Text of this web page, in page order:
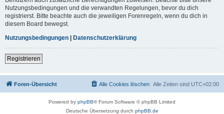
Nutzungsbedingungen und die verwandten Regelungen, bevor du dich
registrierst. Bitte beachte auch die jeweiligen Forenregeln, wenn du dich in
diesem Board bewegst.
Nutzungsbedingungen | Datenschutzerklärung
Registrieren
Foren-Übersicht Alle Zeiten sind UTC+02:00
Alle Cookies löschen
Powered by phpBB® Forum Software © phpBB Limited
Deutsche Übersetzung durch phpBB.de